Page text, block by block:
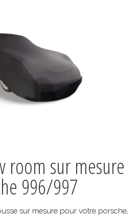
room sur mesure
996/997
sur mesure pour votre porsche,